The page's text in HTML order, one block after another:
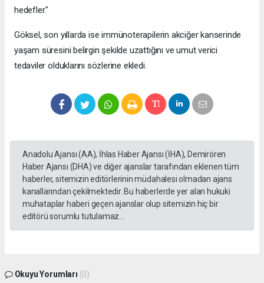
hedefler."
Göksel, son yıllarda ise immünoterapilerin akciğer kanserinde
yaşam süresini belirgin şekilde uzattığını ve umut verici
tedaviler olduklarını sözlerine ekledi.
Anadolu Ajansı (AA), İhlas Haber Ajansı (İHA), Demirören
Haber Ajansı (DHA) ve diğer ajanslar tarafından eklenen tüm
haberler, sitemizin editörlerinin müdahalesi olmadan ajans
kanallarından çekilmektedir. Bu haberlerde yer alan hukuki
muhataplar haberi geçen ajanslar olup sitemizin hiç bir
editörü sorumlu tutulamaz...
Okuyu Yorumları (0)